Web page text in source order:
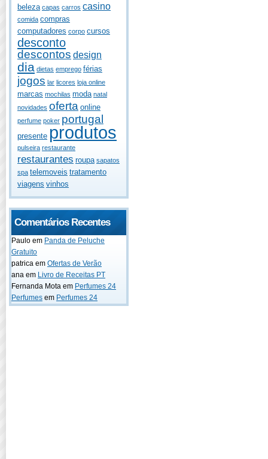
beleza capas carros casino
comida compras
computadores corpo cursos
desconto
descontos design
dia dietas emprego férias
jogos lar licores loja online
marcas mochilas moda natal
novidades oferta online
perfume poker portugal
presente produtos
pulseira restaurante
restaurantes roupa sapatos
spa telemoveis tratamento
viagens vinhos
Comentários Recentes
Paulo em Panda de Peluche
Gratuito
patrica em Ofertas de Verão
ana em Livro de Receitas PT
Fernanda Mota em Perfumes 24
Perfumes em Perfumes 24